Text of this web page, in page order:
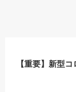
【重要】新型